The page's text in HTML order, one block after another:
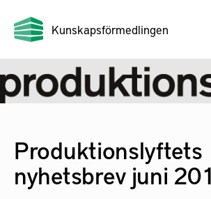
Kunskapsförmedlingen
Produktionslyftets
nyhetsbrev juni